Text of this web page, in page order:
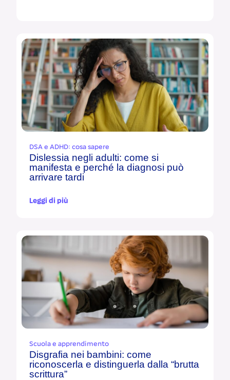
DSA e ADHD: cosa sapere
Dislessia negli adulti: come si
manifesta e perché la diagnosi può
arrivare tardi
Leggi di più
Scuola e apprendimento
Disgrafia nei bambini: come
riconoscerla e distinguerla dalla “brutta
scrittura”